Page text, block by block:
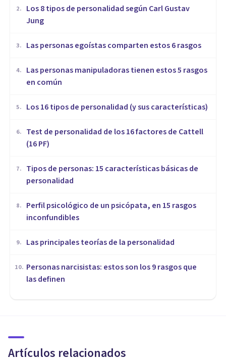
2.
​Los 8 tipos de personalidad según Carl Gustav
Jung
3. Las personas egoístas comparten estos 6 rasgos
4.
Las personas manipuladoras tienen estos 5 rasgos
en común
5. Los 16 tipos de personalidad (y sus características)
6.
Test de personalidad de los 16 factores de Cattell
(16 PF)
7.
Tipos de personas: 15 características básicas de
personalidad
8.
Perfil psicológico de un psicópata, en 15 rasgos
inconfundibles
9. Las principales teorías de la personalidad
10. Personas narcisistas: estos son los 9 rasgos que
las definen
Artículos relacionados
Trampas Vitales del Trastorno
¿cuáles son?